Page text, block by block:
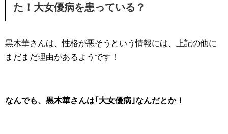
た！大女優病を患っている？
黒木華さんは、性格が悪そうという情報には、上記の他に
まだまだ理由があるようです！
なんでも、黒木華さんは｢大女優病｣なんだとか！